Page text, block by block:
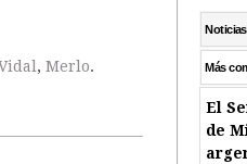
, Merlo.
Más
El
de